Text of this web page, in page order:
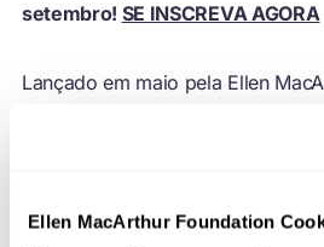
Ellen MacArthur Foundation
setembro! SE INSCREVA AGORA
Lançado em maio pela Ellen
participantes a criarem novos